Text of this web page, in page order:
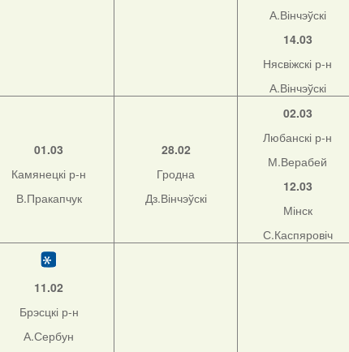
А.Вінчэўскі
14.03
Нясвіжскі р-н
А.Вінчэўскі
01.03
Камянецкі р-н
В.Пракапчук
28.02
Гродна
Дз.Вінчэўскі
02.03
Любанскі р-н
М.Верабей
12.03
Мінск
С.Каспяровіч
11.02
Брэсцкі р-н
А.Сербун